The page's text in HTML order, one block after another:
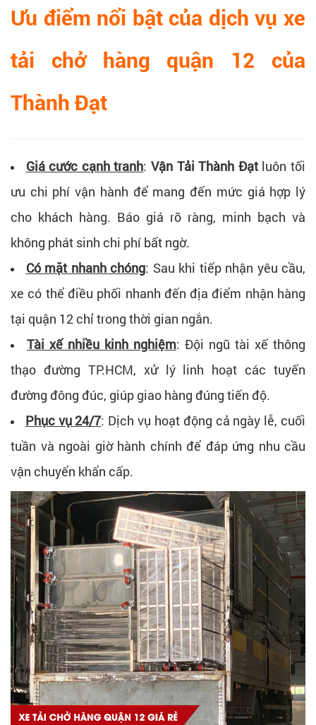
Ưu điểm nổi bật của dịch vụ xe
tải chở hàng quận 12 của
Thành Đạt
Giá cước cạnh tranh:Vận TảiThành Đạtluôn tối
ưu chi phí vận hành để mang đến mức giá hợp lý
cho khách hàng. Báo giá rõ ràng, minh bạch và
không phát sinh chi phí bất ngờ.
Có mặt nhanh chóng: Sau khi tiếp nhận yêu cầu,
xe có thể điều phối nhanh đến địa điểm nhận hàng
tại quận 12 chỉ trong thời gian ngắn.
Tài xế nhiều kinh nghiệm: Đội ngũ tài xế thông
thạo đường TP.HCM, xử lý linh hoạt các tuyến
đường đông đúc, giúp giao hàng đúng tiến độ.
Phục vụ 24/7: Dịch vụ hoạt động cả ngày lễ, cuối
tuần và ngoài giờ hành chính để đáp ứng nhu cầu
vận chuyển khẩn cấp.